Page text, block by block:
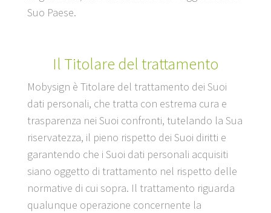
Suo Paese.
Il Titolare del trattamento
Mobysign è Titolare del trattamento dei Suoi
dati personali, che tratta con estrema cura e
trasparenza nei Suoi confronti, tutelando la Sua
riservatezza, il pieno rispetto dei Suoi diritti e
garantendo che i Suoi dati personali acquisiti
siano oggetto di trattamento nel rispetto delle
normative di cui sopra. Il trattamento riguarda
qualunque operazione concernente la